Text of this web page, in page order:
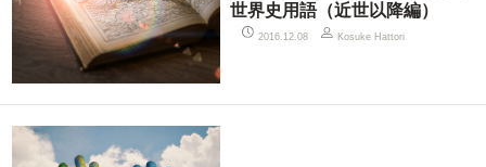
世界史用語（近世以降編）
2016.12.08 Kosuke Hattori